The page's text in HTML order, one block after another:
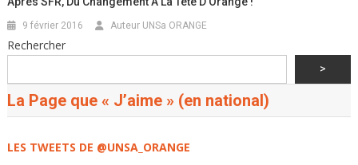
9 février 2016 Auteur UNSa ORANGE
Rechercher
>
La Page que « J’aime » (en national)
LES TWEETS DE @UNSA_ORANGE